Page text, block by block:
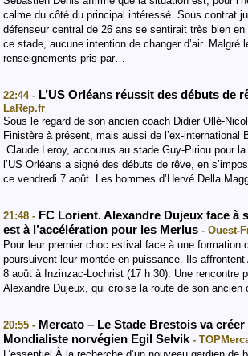
calme du côté du principal intéressé. Sous contrat
défenseur central de 26 ans se sentirait très bien en
ce stade, aucune intention de changer d’air. Malgré
renseignements pris par…
22:44 - L’US Orléans réussit des débuts de
LaRep.fr
Sous le regard de son ancien coach Didier Ollé-
Finistère à présent, mais aussi de l’ex-international
Claude Leroy, accourus au stade Guy-Piriou pour
l’US Orléans a signé des débuts de rêve, en
ce vendredi 7 août. Les hommes d’Hervé Della
21:48 - FC Lorient. Alexandre Dujeux face à
est à l’accélération pour les Merlus - Ouest-
Pour leur premier choc estival face à une formation
poursuivent leur montée en puissance. Ils affrontent
8 août à Inzinzac-Lochrist (17 h 30). Une rencontre
Alexandre Dujeux, qui croise la route de son ancien
20:55 - Mercato – Le Stade Brestois va
Mondialiste norvégien Egil Selvik -